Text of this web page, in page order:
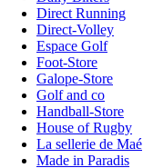
Direct Running
Direct-Volley
Espace Golf
Foot-Store
Galope-Store
Golf and co
Handball-Store
House of Rugby
La sellerie de Maé
Made in Paradis